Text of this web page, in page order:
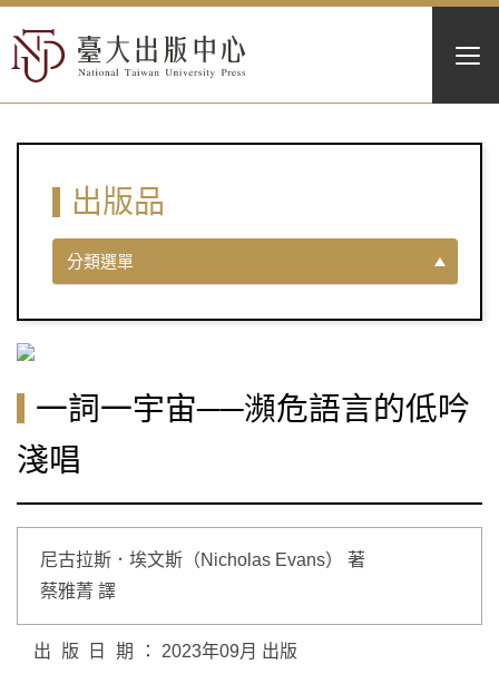
出版品
分類選單
一詞一宇宙──瀕危語言的低吟
淺唱
尼古拉斯．埃文斯（Nicholas Evans） 著
蔡雅菁 譯
出版日期
2023年09月 出版